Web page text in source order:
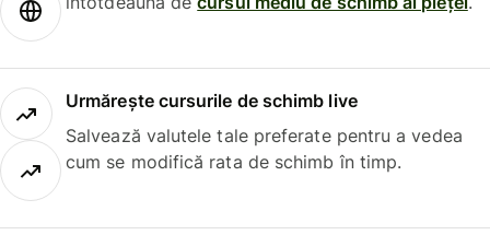
Urmărește cursurile de schimb live
Salvează valutele tale preferate pentru a vedea
cum se modifică rata de schimb în timp.